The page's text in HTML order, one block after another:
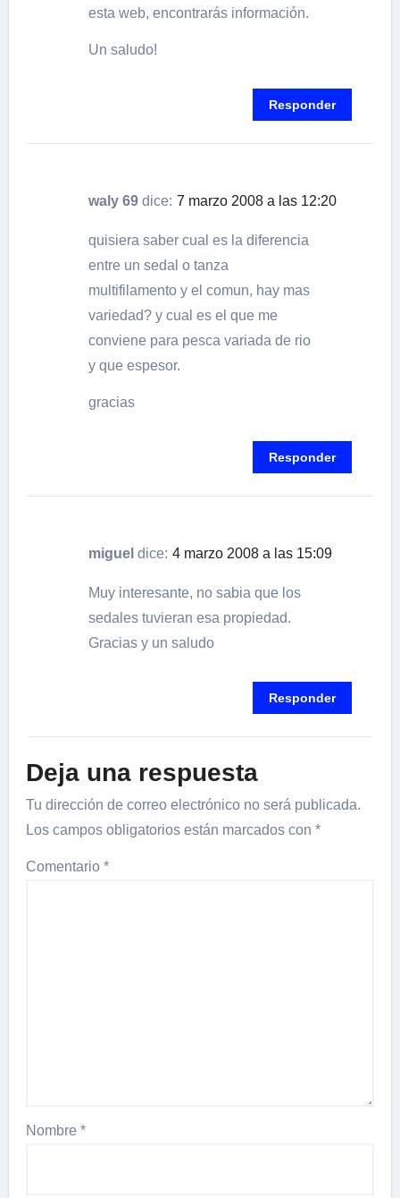
esta web, encontrarás información.
Un saludo!
Responder
waly 69 dice: 7 marzo 2008 a las 12:20
quisiera saber cual es la diferencia
entre un sedal o tanza
multifilamento y el comun, hay mas
variedad? y cual es el que me
conviene para pesca variada de rio
y que espesor.
gracias
Responder
miguel dice: 4 marzo 2008 a las 15:09
Muy interesante, no sabia que los
sedales tuvieran esa propiedad.
Gracias y un saludo
Responder
Deja una respuesta
Tu dirección de correo electrónico no será publicada.
Los campos obligatorios están marcados con*
Comentario*
Nombre*